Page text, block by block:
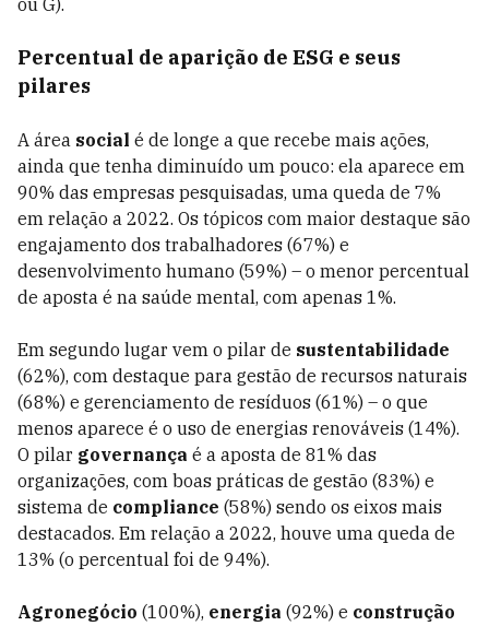
ou G).
Percentual de aparição de ESG e seus
pilares
A área social é de longe a que recebe mais ações,
ainda que tenha diminuído um pouco: ela aparece em
90% das empresas pesquisadas, uma queda de 7%
em relação a 2022. Os tópicos com maior destaque são
engajamento dos trabalhadores (67%) e
desenvolvimento humano (59%) – o menor percentual
de aposta é na saúde mental, com apenas 1%.
Em segundo lugar vem o pilar de sustentabilidade
(62%), com destaque para gestão de recursos naturais
(68%) e gerenciamento de resíduos (61%) – o que
menos aparece é o uso de energias renováveis (14%).
O pilar governança é a aposta de 81% das
organizações, com boas práticas de gestão (83%) e
sistema de compliance (58%) sendo os eixos mais
destacados. Em relação a 2022, houve uma queda de
13% (o percentual foi de 94%).
Agronegócio (100%), energia (92%) e construção